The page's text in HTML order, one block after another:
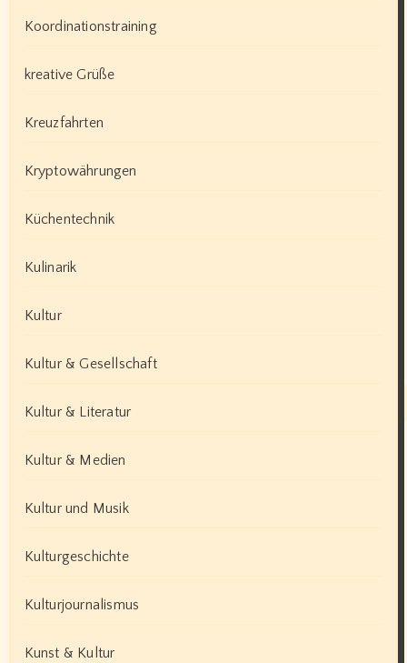
Koordinationstraining
kreative Grüße
Kreuzfahrten
Kryptowährungen
Küchentechnik
Kulinarik
Kultur
Kultur & Gesellschaft
Kultur & Literatur
Kultur & Medien
Kultur und Musik
Kulturgeschichte
Kulturjournalismus
Kunst & Kultur